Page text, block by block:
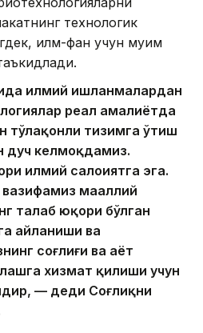
технологик
илм-фан учун муҳим
илмий ишланмалардан
реал амалиётда
тўлақонли тизимга ўтиш
дуч келмоқдамиз.
илмий салоҳиятга эга.
вазифамиз маҳаллий
талаб юқори бўлган
айланиши ва
соғлиғи ва ҳаёт
хизмат қилиши учун
— деди Соғлиқни